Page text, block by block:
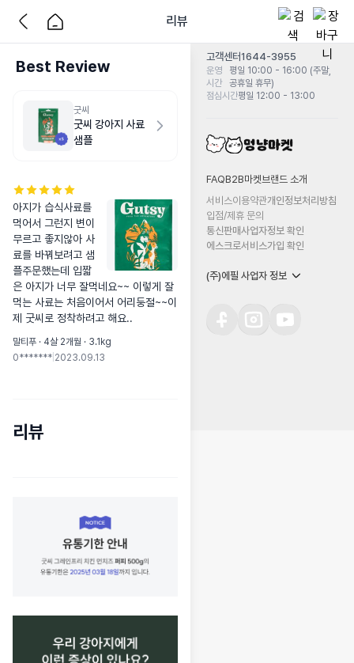
리뷰
Best Review
굿씨
굿씨 강아지 사료
샘플
아지가 습식사료를
먹어서 그런지 변이
무르고 좋지않아 사
료를 바꿔보려고 샘
플주문했는데 입짧
은 아지가 너무 잘먹네요~~ 이렇게 잘
먹는 사료는 처음이어서 어리둥절~~이
제 굿씨로 정착하려고 해요..
말티푸 · 4살 2개월 · 3.1kg
0******* 2023.09.13
리뷰
고객센터1644-3955
운영
시간
평일 10:00 - 16:00 (주말,
공휴일 휴무)
점심시간평일 12:00 - 13:00
FAQB2B마켓 브랜드 소개
서비스이용약관개인정보처리방침
입점/제휴 문의
통신판매사업자정보 확인
에스크로서비스가입 확인
(주)에필 사업자 정보